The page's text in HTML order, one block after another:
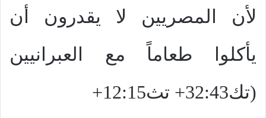
لأن المصريين لا يقدرون أن
يأكلوا طعاماً مع العبرانيين
(تك32:43+ تث12:15+